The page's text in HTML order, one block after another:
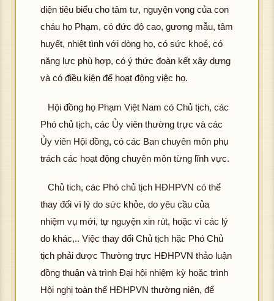
diện tiêu biểu cho tâm tư, nguyện vọng của con
cháu họ Phạm, có đức độ cao, gương mẫu, tâm
huyết, nhiệt tình với dòng họ, có sức khoẻ, có
năng lực phù hợp, có ý thức đoàn kết xây dựng
và có điều kiện để hoạt động việc họ.
Hội đồng họ Phạm Việt Nam có Chủ tịch, các
Phó chủ tịch, các Ủy viên thường trực và các
Ủy viên Hội đồng, có các Ban chuyên môn phụ
trách các hoạt động chuyên môn từng lĩnh vực.
Chủ tich, các Phó chủ tịch HĐHPVN có thể
thay đổi vì lý do sức khỏe, do yêu cầu của
nhiệm vụ mới, tự nguyện xin rút, hoặc vì các lý
do khác,.. Việc thay đổi Chủ tịch hặc Phó Chủ
tịch phải được Thường trực HĐHPVN thảo luận
đồng thuận và trình Đại hội nhiệm kỳ hoặc trình
Hội nghị toàn thể HĐHPVN thường niên, để